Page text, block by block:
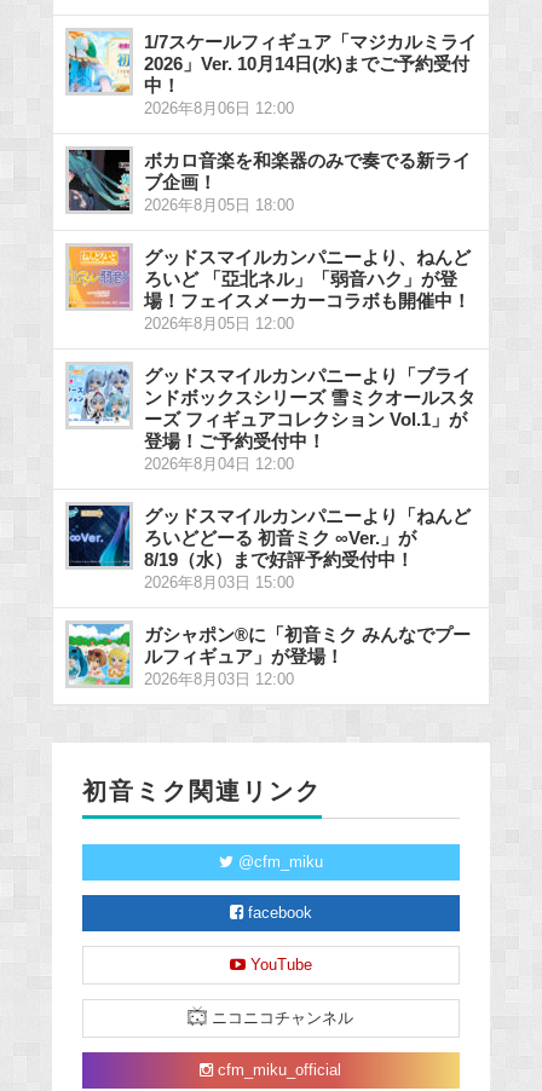
1/7スケールフィギュア「マジカルミライ
2026」Ver. 10月14日(水)までご予約受付
中！
2026年8月06日 12:00
ボカロ音楽を和楽器のみで奏でる新ライ
ブ企画！
2026年8月05日 18:00
グッドスマイルカンパニーより、ねんど
ろいど 「亞北ネル」「弱音ハク」が登
場！フェイスメーカーコラボも開催中！
2026年8月05日 12:00
グッドスマイルカンパニーより「ブライ
ンドボックスシリーズ 雪ミクオールスタ
ーズ フィギュアコレクション Vol.1」が
登場！ご予約受付中！
2026年8月04日 12:00
グッドスマイルカンパニーより「ねんど
ろいどどーる 初音ミク ∞Ver.」が
8/19（水）まで好評予約受付中！
2026年8月03日 15:00
ガシャポン®に「初音ミク みんなでプー
ルフィギュア」が登場！
2026年8月03日 12:00
初音ミク関連リンク
@cfm_miku
facebook
YouTube
ニコニコチャンネル
cfm_miku_official